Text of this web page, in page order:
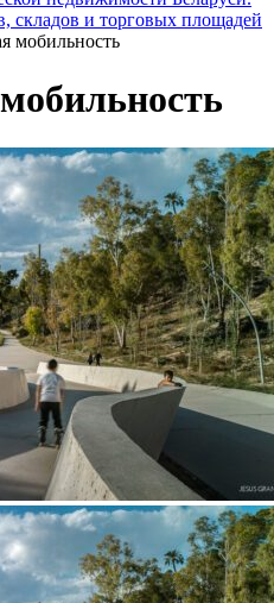
складов и торговых площадей
мобильность